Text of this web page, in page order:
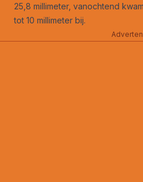
25,8 millimeter, vanochtend
tot 10 millimeter bij.